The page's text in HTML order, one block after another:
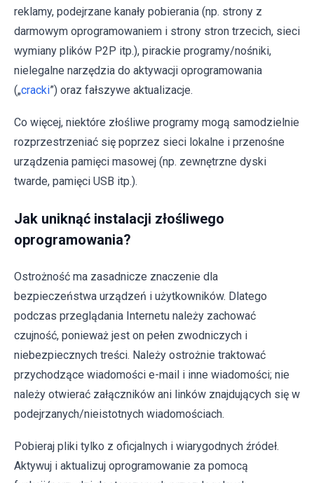
reklamy, podejrzane kanały pobierania (np. strony z
darmowym oprogramowaniem i strony stron trzecich, sieci
wymiany plików P2P itp.), pirackie programy/nośniki,
nielegalne narzędzia do aktywacji oprogramowania
(„cracki”) oraz fałszywe aktualizacje.
Co więcej, niektóre złośliwe programy mogą samodzielnie
rozprzestrzeniać się poprzez sieci lokalne i przenośne
urządzenia pamięci masowej (np. zewnętrzne dyski
twarde, pamięci USB itp.).
Jak uniknąć instalacji złośliwego
oprogramowania?
Ostrożność ma zasadnicze znaczenie dla
bezpieczeństwa urządzeń i użytkowników. Dlatego
podczas przeglądania Internetu należy zachować
czujność, ponieważ jest on pełen zwodniczych i
niebezpiecznych treści. Należy ostrożnie traktować
przychodzące wiadomości e-mail i inne wiadomości; nie
należy otwierać załączników ani linków znajdujących się w
podejrzanych/nieistotnych wiadomościach.
Pobieraj pliki tylko z oficjalnych i wiarygodnych źródeł.
Aktywuj i aktualizuj oprogramowanie za pomocą